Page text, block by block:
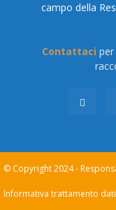
campo della
Contattaci
© Copyright 2024 -
Informativa trattamento dati